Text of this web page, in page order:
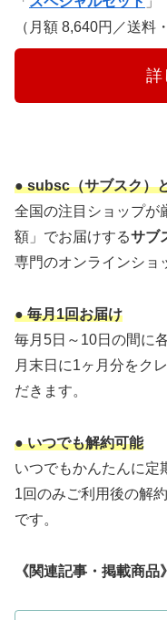
（月額 8,640円／送料
詳し
● subsc（サブスク）
全国の注目ショップが
額」でお届けするサブ
専門のオンラインショ
● 毎月1回お届け
毎月5日～10日の間に
月末日に1ヶ月分をク
だきます。
● いつでも解約可能
いつでもかんたんに定
1回のみご利用後の解
です。
《関連記事・掲載商品》